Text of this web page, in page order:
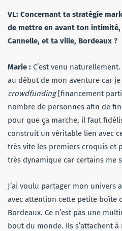
VL: Concernant ta stratégie
de mettre en avant ton intimité,
Cannelle, et ta ville, Bordeaux ?
Marie : C’est venu naturellement.
au début de mon aventure car
crowdfunding[financement
nombre de personnes afin de
pour que ça marche, il faut
construit un véritable lien avec
très vite les premiers croquis et
très dynamique car certains me
J’ai voulu partager mon univers
avec attention cette petite boîte
Bordeaux. Ce n’est pas une
bout du monde. Ils s’attachent à